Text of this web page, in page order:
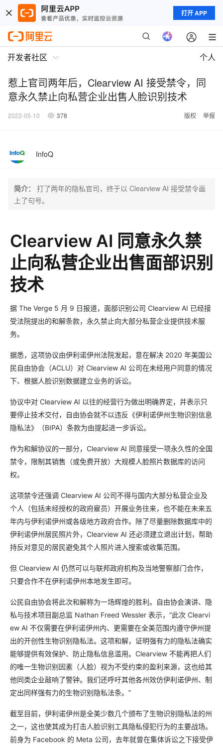
打开 APP
开发者社区 个人
惹上官司两年后，Clearview AI 接受禁令，同
意永久禁止向私营企业出售人脸识别技术
2022-05-10 378 版权 举报
InfoQ
简介：
打了两年的隐私官司，终于以 Clearview AI 接受禁令画
上了句号。
Clearview AI 同意永久禁
止向私营企业出售面部识别
技术
据 The Verge 5 月 9 日报道，面部识别公司 Clearview AI 已经接
受法院提出的和解条款，永久禁止向大部分私营企业提供技术服
务。
据悉，这项协议由伊利诺伊州法院发起，意在解决 2020 年美国公
民自由协会（ACLU）对 Clearview AI 公司在未经用户同意的情况
下、根据人脸识别数据建立业务的诉讼。
协议中对 Clearview AI 以往的经营行为做出明确界定，并表示只
要停止技术交付，自由协会就不以违反《伊利诺伊州生物识别信息
隐私法》（BIPA）条款为由提起进一步诉讼。
作为和解协议的一部分，Clearview AI 同意接受一项永久性的全国
禁令，限制其销售（或免费开放）大规模人脸照片数据库的访问
权。
这项禁令还强调 Clearview AI 公司不得与国内大部分私营企业及
个人（包括未经授权的政府雇员）开展业务往来，也不能在未来五
年内与伊利诺伊州或各级地方政府合作。除了尽量删除数据库中的
伊利诺伊州居民照片外，Clearview AI 还必须建立退出计划，帮助
持反对意见的居民避免其个人照片进入搜索或收集范围。
但 Clearview AI 仍然可以与联邦政府机构及当地警察部门合作，
只要合作不在伊利诺伊州本地发生即可。
公民自由协会将此次和解称为一场辉煌的胜利。自由协会演讲、隐
私与技术项目副总监 Nathan Freed Wessler 表示，“此次 Clearvi
ew AI 不仅需要在伊利诺伊州内、更需要在全美范围内遵守伊州提
出的开创性生物识别隐私法。这项和解，证明强有力的隐私法确实
能够提供有效保护、防止隐私信息滥用。Clearview 不能再把人们
的唯一生物识别因素（人脸）视为不受约束的盈利来源，这也给其
他同类企业敲响了警钟。我们还呼吁其他各州效仿伊利诺伊州、制
定出同样强有力的生物识别隐私法条。”
截至目前，伊利诺伊州是全美少数几个颁布了生物识别隐私法的州
之一，这也使其成为打击人脸识别工具隐私侵犯行为的主要战场。
前身为 Facebook 的 Meta 公司，去年就曾在集体诉讼之下接受伊